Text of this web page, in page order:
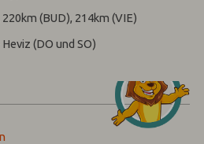
(BUD), 214km (VIE)
(DO und SO)